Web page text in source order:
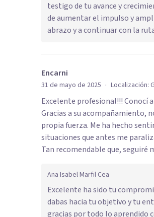
testigo de tu avance y
de aumentar el impulso y
abrazo y a continuar con la
Encarni
31 de mayo de 2025 · Localización:
Excelente profesional!!! Conocí
Gracias a su acompañamiento,
propia fuerza. Me ha hecho
situaciones que antes me
Tan recomendable que, seguiré
Ana Isabel Marfil Cea
Excelente ha sido tu
dabas hacia tu objetivo y tu
gracias por todo lo aprendido